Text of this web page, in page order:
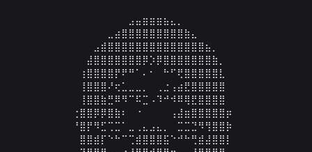
⠀⠀⠀⠀⠀⠀⠀⠀⠀⠀⠀⣠⣤⣶⣶⣶⣦⣄⡀⠀⠀⠀⠀⠀⠀⠀⠀⠀⠀⠀
⠀⠀⠀⠀⠀⠀⠀⠀⣀⣴⣿⣿⣿⣿⣿⣿⣿⣿⣿⣷⣄⠀⠀⠀⠀⠀⠀⠀⠀⠀
⠀⠀⠀⠀⠀⠀⣠⣾⣿⣿⣿⣿⣿⣿⣿⣿⣿⣿⣿⣿⣿⣿⣦⡀⠀⠀⠀⠀⠀⠀
⠀⠀⠀⠀⠀⣼⣿⣿⣿⣿⣿⣿⣿⡿⡱⡿⣿⣿⣿⣿⣿⣿⣿⣷⡀⠀⠀⠀⠀⠀
⠀⠀⠀⠀⢰⣿⣿⣿⣿⡟⠟⠛⠁⠄⠂⠀⠓⠋⢟⣿⣿⣿⣿⣿⣇⠀⠀⠀⠀⠀
⠀⠀⠀⠀⢸⣿⣿⣿⠜⢖⣁⣀⣀⡀⠀⢀⣐⢠⣴⣟⣿⣿⣿⣿⣿⠀⠀⠀⠀⠀
⠀⠀⠀⠀⢸⣿⣿⣷⣛⠿⠻⠉⠯⣉⠠⠹⠚⠺⠿⢿⣟⣿⣿⣿⣿⠀⠀⠀⠀⠀
⠀⠀⠀⢐⣿⣿⡿⡿⣿⣷⠆⠀⠐⠀⠀⠀⠀⢠⣼⣶⣿⣿⣿⣿⣿⡶⠀⠀⠀⠀
⠀⠀⠀⠘⣿⡟⠻⣋⢉⣉⠁⣀⢀⣄⣠⣄⡀⠀⣉⣉⣙⠻⢻⣿⣿⡷⠀⠀⠀⠀
⠀⠀⠀⠀⣿⣿⣾⡏⠑⠓⠉⢉⣾⣿⣿⣿⣯⠑⠚⠓⢛⣾⣼⣿⣿⡇⠀⠀⠀⠀